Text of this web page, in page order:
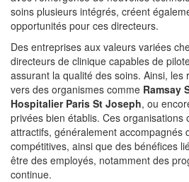
soins plusieurs intégrés, créent
opportunités pour ces directeurs.
Des entreprises aux valeurs variées
directeurs de clinique capables de
assurant la qualité des soins. Ainsi, les
vers des organismes comme Ramsay
Hospitalier Paris St Joseph, ou
privées bien établis. Ces organisations
attractifs, généralement accompagnés
compétitives, ainsi que des bénéfices
être des employés, notamment des
continue.